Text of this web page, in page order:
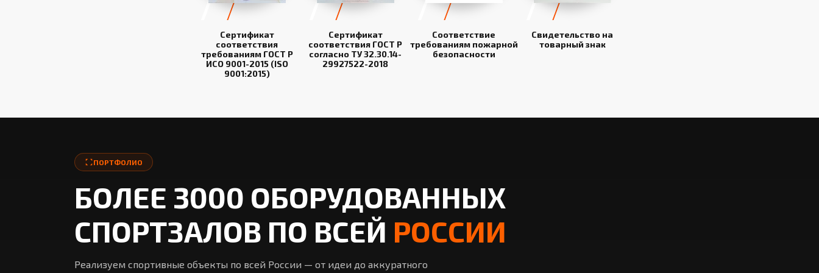
Сертификат
соответствия
требованиям ГОСТ Р
ИСО 9001-2015 (ISO
9001:2015)
Сертификат
соответствия ГОСТ Р
согласно ТУ 32.30.14-
29927522-2018
Соответствие
требованиям пожарной
безопасности
Свидетельство на
товарный знак
ПОРТФОЛИО
БОЛЕЕ 3000 ОБОРУДОВАННЫХ
СПОРТЗАЛОВ ПО ВСЕЙ РОССИИ
Реализуем спортивные объекты по всей России — от идеи до аккуратного